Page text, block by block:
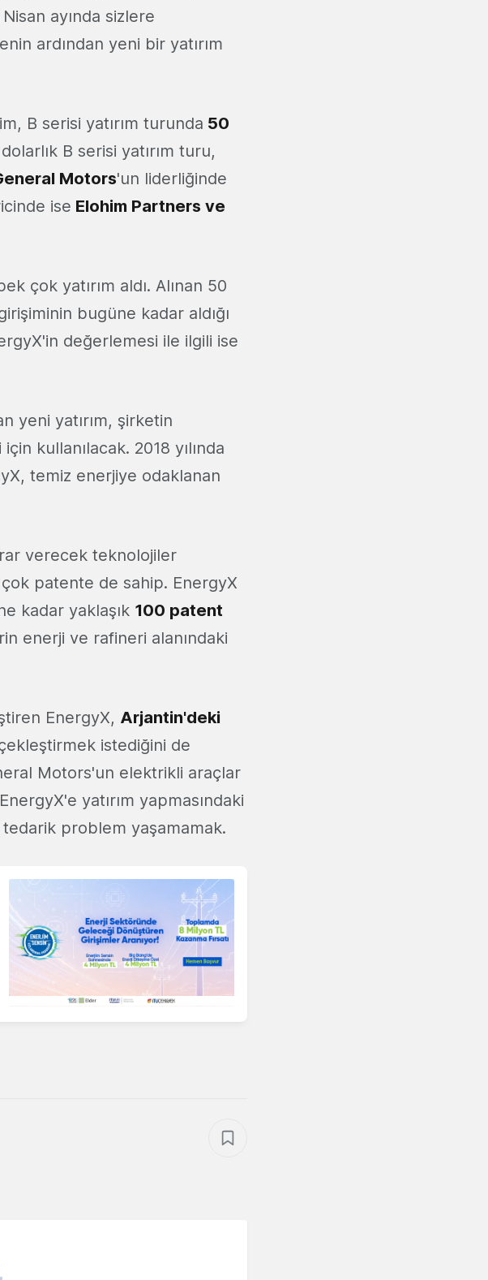
ayında sizlere
ardından yeni bir yatırım
B serisi yatırım turunda 50
B serisi yatırım turu,
Motors'un liderliğinde
ise Elohim Partners ve
çok yatırım aldı. Alınan 50
bugüne kadar aldığı
değerlemesi ile ilgili ise
yeni yatırım, şirketin
kullanılacak. 2018 yılında
temiz enerjiye odaklanan
verecek teknolojiler
patente de sahip. EnergyX
kadar yaklaşık 100 patent
enerji ve rafineri alanındaki
EnergyX, Arjantin'deki
istediğini de
Motors'un elektrikli araçlar
yatırım yapmasındaki
problem yaşamamak.